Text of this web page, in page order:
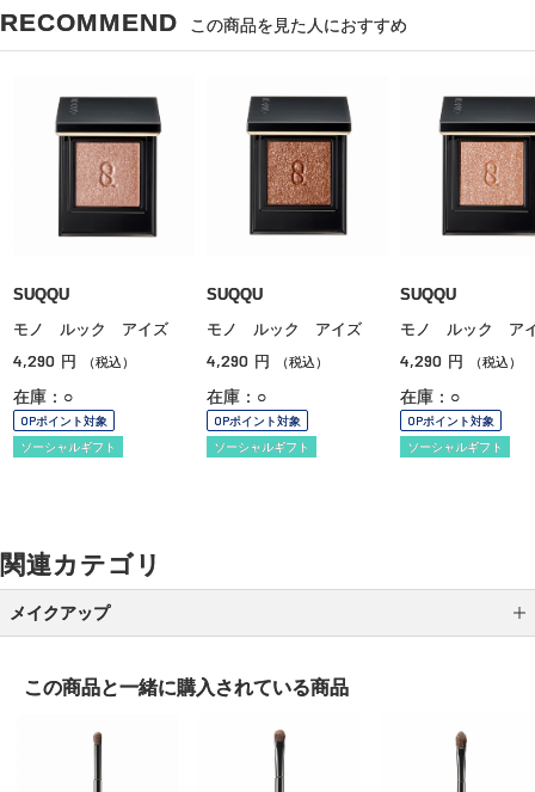
RECOMMEND この商品を見た人におすすめ
SUQQU
モノ ルック アイズ
4,290 円 （税込）
在庫：○
OPポイント対象
ソーシャルギフト
SUQQU
モノ ルック アイズ
4,290 円 （税込）
在庫：○
OPポイント対象
ソーシャルギフト
SUQQU
モノ ルック ア
4,290 円 （税込）
在庫：○
OPポイント対象
ソーシャルギフト
関連カテゴリ
メイクアップ
この商品と一緒に購入されている商品